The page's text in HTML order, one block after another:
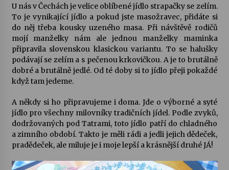
šedesátka: 28. 7.–1. 8. 2026
28. 7. 2026
Letní koncerty ve Stromovce: Kolchoz a
Jenakaši
28. 7. 2026
23. 7. 2026
Letní koncerty ve Stromovce: Rufus Miller
22. 7. 2026
U nás v Čechách je velice oblíbené jídlo strapačky se zelím.
To je vynikající jídlo a pokud jste masožravec, přidáte si
do něj třeba kousky uzeného masa. Při návštěvě rodičů
mojí manželky nám ale jednou manželky maminka
připravila slovenskou klasickou variantu. To se halušky
podávají se zelím a s pečenou krkovičkou. A je to brutálně
dobré a brutálně jedlé. Od té doby si to jídlo přeji pokaždé
když tam jedeme.
A někdy si ho připravujeme i doma. Jde o výborné a syté
jídlo pro všechny milovníky tradičních jídel. Podle zvyků,
dodržovaných pod Tatrami, toto jídlo patří do chladného
a zimního období. Takto je měli rádi a jedli jejich dědeček,
pradědeček, ale miluje je i moje lepší a krásnější druhé JÁ!